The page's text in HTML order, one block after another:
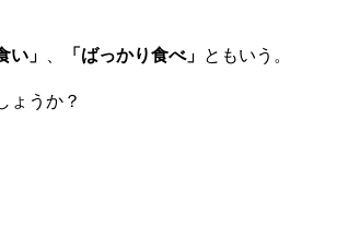
い」 「ばっかり食べ」 ともいう。
ょうか？